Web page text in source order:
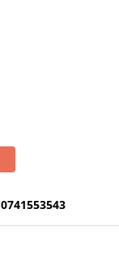
0741553543